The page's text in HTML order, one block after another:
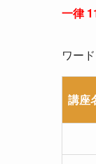
一律
ワード
講座